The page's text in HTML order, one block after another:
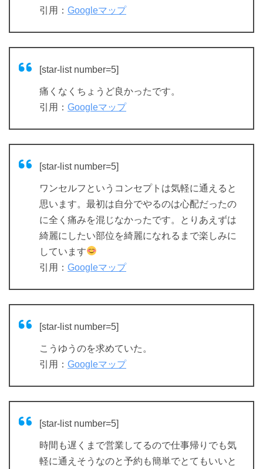
引用： Googleマップ
[star-list number=5]
痛くなくちょうど良かったです。
引用： Googleマップ
[star-list number=5]
ワンセルフというコンセプトは気軽に通えると
思います。最初は自分でやるのは心配だったの
に全く痛みを混じなかったです。とりあえずは
綺麗にしたい部位を綺麗になれるまで楽しみに
しています
引用： Googleマップ
[star-list number=5]
こうゆうのを求めていた。
引用： Googleマップ
[star-list number=5]
時間も遅くまで営業してるので仕事帰りでも気
軽に通えそうなのと予約も簡単でとてもいいと